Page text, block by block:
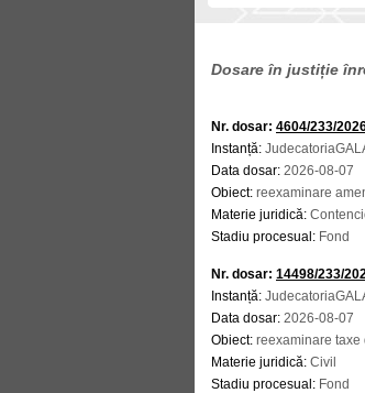
Dosare în justiție
Nr. dosar: 4604/233/
Instanță:
Data dosar: 2026-08-07
Obiect: reexaminare
Materie juridică:
Stadiu procesual: Fond
Nr. dosar: 14498/233/
Instanță:
Data dosar: 2026-08-07
Obiect: reexaminare taxe
Materie juridică: Civil
Stadiu procesual: Fond